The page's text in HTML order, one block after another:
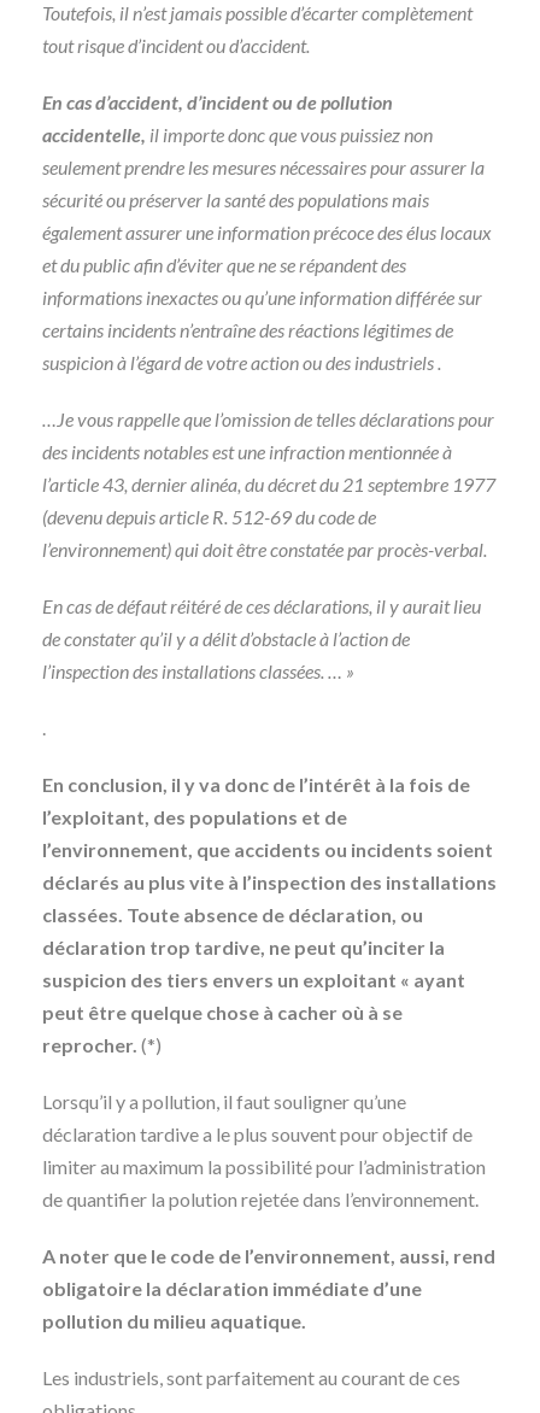
Toutefois, il n’est jamais possible d’écarter complètement
tout risque d’incident ou d’accident.
En cas d’accident, d’incident ou de pollution
accidentelle, il importe donc que vous puissiez non
seulement prendre les mesures nécessaires pour assurer la
sécurité ou préserver la santé des populations mais
également assurer une information précoce des élus locaux
et du public afin d’éviter que ne se répandent des
informations inexactes ou qu’une information différée sur
certains incidents n’entraîne des réactions légitimes de
suspicion à l’égard de votre action ou des industriels .
…Je vous rappelle que l’omission de telles déclarations pour
des incidents notables est une infraction mentionnée à
l’article 43, dernier alinéa, du décret du 21 septembre 1977
(devenu depuis article R. 512-69 du code de
l’environnement) qui doit être constatée par procès-verbal.
En cas de défaut réitéré de ces déclarations, il y aurait lieu
de constater qu’il y a délit d’obstacle à l’action de
l’inspection des installations classées. … »
.
En conclusion, il y va donc de l’intérêt à la fois de
l’exploitant, des populations et de
l’environnement, que accidents ou incidents soient
déclarés au plus vite à l’inspection des installations
classées. Toute absence de déclaration, ou
déclaration trop tardive, ne peut qu’inciter la
suspicion des tiers envers un exploitant « ayant
peut être quelque chose à cacher où à se
reprocher. (*)
Lorsqu’il y a pollution, il faut souligner qu’une
déclaration tardive a le plus souvent pour objectif de
limiter au maximum la possibilité pour l’administration
de quantifier la polution rejetée dans l’environnement.
A noter que le code de l’environnement, aussi, rend
obligatoire la déclaration immédiate d’une
pollution du milieu aquatique.
Les industriels, sont parfaitement au courant de ces